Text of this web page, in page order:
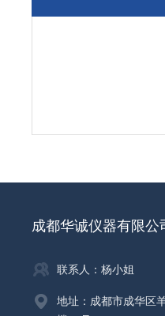
成都华诚仪器有限公
联系人：杨小姐
地址：成都市成华区